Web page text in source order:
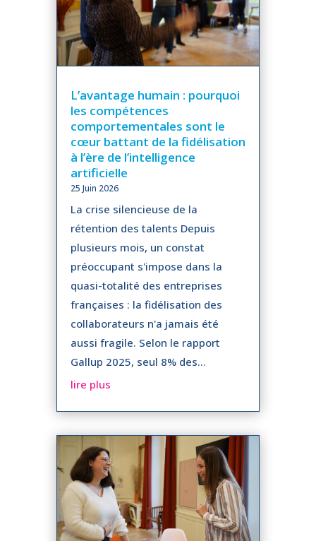
L’avantage humain : pourquoi
les compétences
comportementales sont le
cœur battant de la fidélisation
à l’ère de l’intelligence
artificielle
25 Juin 2026
La crise silencieuse de la
rétention des talents Depuis
plusieurs mois, un constat
préoccupant s'impose dans la
quasi-totalité des entreprises
françaises : la fidélisation des
collaborateurs n'a jamais été
aussi fragile. Selon le rapport
Gallup 2025, seul 8% des...
lire plus